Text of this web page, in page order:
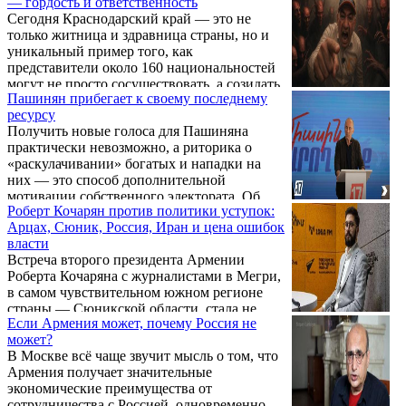
ложными обещаниями со стороны США и
Европы", - сказал в интервью ...
Сегодня Краснодарский край — это не
только житница и здравница страны, но и
уникальный пример того, как
представители около 160 национальностей
могут не просто сосуществовать, а созидать
единое гражданское пространство. Одной
из самых динамичных и влиятельных сил в
регионе остается армянская община,
насчитывающая более полумиллиона
человек.Мы встретились с человеком,
который уже более пяти лет аккумулирует
эту мощную энергию — председателем
регионального отделения Союза армян
России (САР) Краснодарского ...
Пашинян прибегает к своему последнему
ресурсу
Получить новые голоса для Пашиняна
практически невозможно, а риторика о
«раскулачивании» богатых и нападки на
них — это способ дополнительной
мотивации собственного электората. Об
этом в интервью газете «Грапарак» сказал
политолог Акоп Бадалян.
Роберт Кочарян против политики уступок:
Арцах, Сюник, Россия, Иран и цена ошибок
власти
Встреча второго президента Армении
Роберта Кочаряна с журналистами в Мегри,
в самом чувствительном южном регионе
страны — Сюникской области, стала не
просто очередным эпизодом предвыборной
кампании. Кочарян, возглавляющий
пропорциональный список кандидатов в
депутаты блока партий «Армения» и
заявленный кандидатом в премьер-
Если Армения может, почему Россия не
может?
В Москве всё чаще звучит мысль о том, что
Армения получает значительные
экономические преимущества от